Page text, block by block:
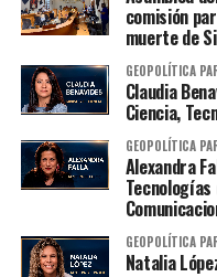
comisión
muerte de
GEOPOLÍTICA
Claudia
Ciencia,
GEOPOLÍTICA
Alexandra
GEOPOLÍTICA
Natalia